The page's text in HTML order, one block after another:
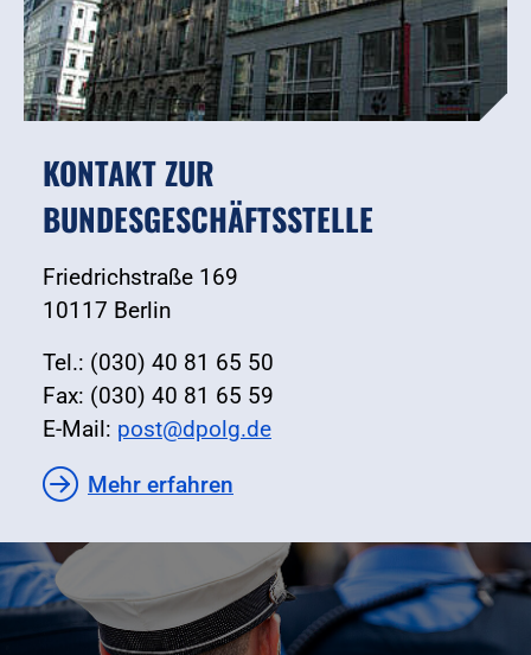
KONTAKT ZUR
BUNDESGESCHÄFTSSTELLE
Friedrichstraße 169
10117 Berlin
Tel.: (030) 40 81 65 50
Fax: (030) 40 81 65 59
E-Mail: post@dpolg.de
Mehr erfahren